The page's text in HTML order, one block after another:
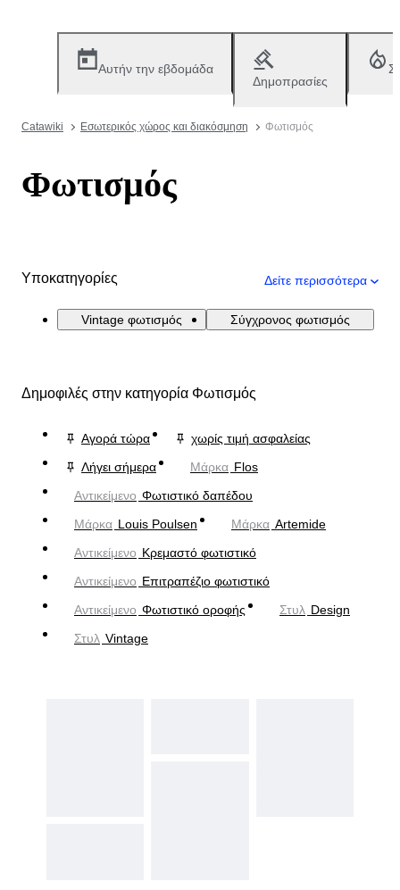
Αυτήν την εβδομάδα
Δημοπρασίες
Catawiki Εσωτερικός χώρος και διακόσμηση Φωτισμός
Φωτισμός
Υποκατηγορίες Δείτε περισσότερα
Vintage φωτισμός Σύγχρονος φωτισμός
Δημοφιλές στην κατηγορία Φωτισμός
Αγορά τώρα
χωρίς τιμή ασφαλείας
Λήγει σήμερα
Μάρκα Flos
Αντικείμενο Φωτιστικό δαπέδου
Μάρκα Louis Poulsen Μάρκα Artemide
Αντικείμενο Κρεμαστό φωτιστικό
Αντικείμενο Επιτραπέζιο φωτιστικό
Αντικείμενο Φωτιστικό οροφής Στυλ Design
Στυλ Vintage